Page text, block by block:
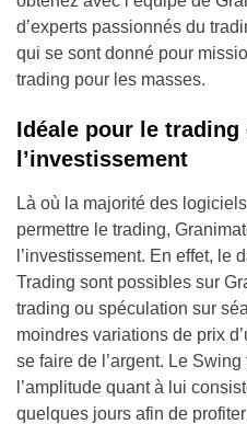
d’experts passionnés du
qui se sont donné pour
trading pour les masses.
Idéale pour le trading
l’investissement
Là où la majorité des
permettre le trading,
l’investissement. En effet, le
Trading sont possibles sur
trading ou spéculation sur
moindres variations de prix
se faire de l’argent. Le
l’amplitude quant à lui
quelques jours afin de